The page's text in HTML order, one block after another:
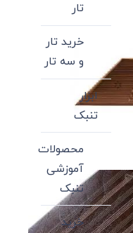
تار
خرید تار
و سه تار
ابزار
تنبک
محصولات
آموزشی
تنبک
خرید